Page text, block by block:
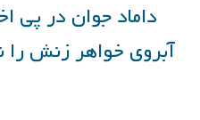
داماد جوان در پی
آبروی خواهر زنش